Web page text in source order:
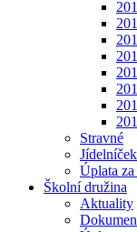
Stravné
Jídelníček
Úplata
Školní družina
Aktuality